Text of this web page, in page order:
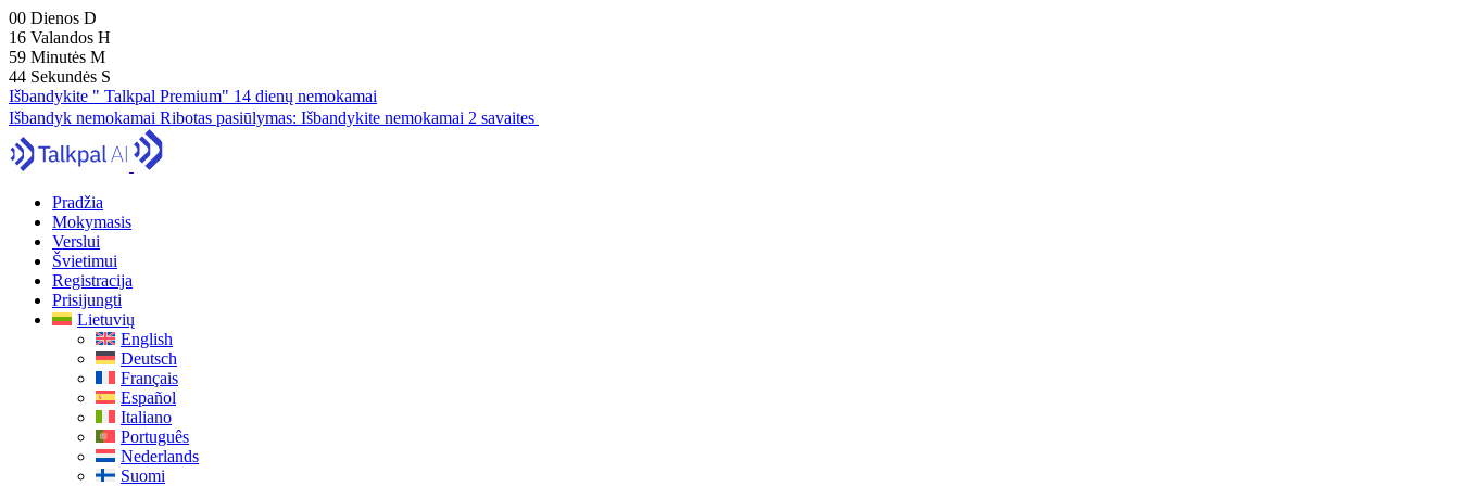
00 Dienos D
16 Valandos H
59 Minutės M
43 Sekundės S
Išbandykite " Talkpal Premium" 14 dienų nemokamai
Išbandyk nemokamai Ribotas pasiūlymas: Išbandykite nemokamai 2 savaites
Pradžia
Mokymasis
Verslui
Švietimui
Registracija
Prisijungti
Lietuvių
English
Deutsch
Français
Español
Italiano
Português
Nederlands
Suomi